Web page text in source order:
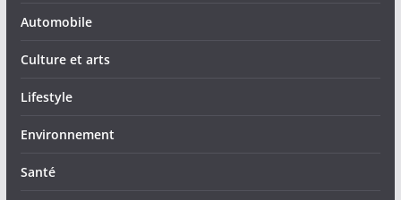
Automobile
Culture et arts
Lifestyle
Environnement
Santé